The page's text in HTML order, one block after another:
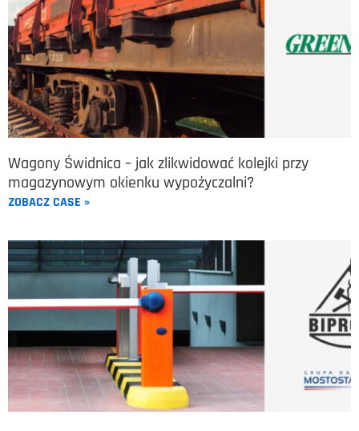
Wagony Świdnica – jak zlikwidować kolejki przy
magazynowym okienku wypożyczalni?
ZOBACZ CASE »